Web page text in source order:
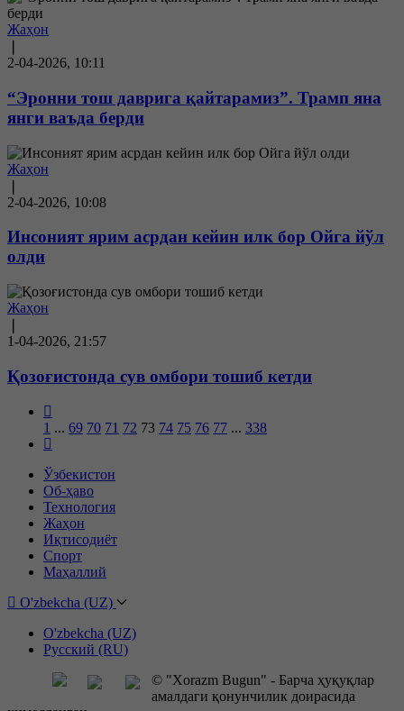
Жаҳон
2-04-2026, 10:11
“Эронни тош даврига қайтарамиз”. Трамп яна
янги ваъда берди
Жаҳон
2-04-2026, 10:08
Инсоният ярим асрдан кейин илк бор Ойга йўл
олди
Жаҳон
1-04-2026, 21:57
Қозоғистонда сув омбори тошиб кетди
1 ... 69 70 71 72 73 74 75 76 77 ... 338
Ўзбекистон
Об-ҳаво
Технология
Жаҳон
Иқтисодиёт
Спорт
Маҳаллий
O'zbekcha (UZ)
O'zbekcha (UZ)
Русский (RU)
© "Xorazm Bugun" - Барча ҳуқуқлар
амалдаги қонунчилик доирасида